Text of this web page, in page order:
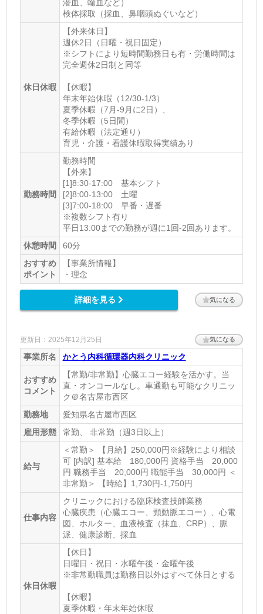
長久手古戦場
最寄り駅3
はなみずき通
ホームページ
http://ohguchiclinic.com/
潜血、輸血など）
検体採取（採血、鼻咽頭ぬぐいなど）
休日休暇
【外来休日】
週休2日（日曜・祝日固定）
※シフトにより短時間勤務日も有・労働時間は
完全週休2日制と同等
【休暇】
年末年始休暇（12/30-1/3）
夏季休暇（7月-9月に2日）、
冬季休暇（5日間）
有給休暇（法定通り）
育児・介護・看護休暇取得実績あり
勤務時間
勤務時間
【外来】
[1]8:30-17:00 基本シフト
[2]8:00-13:00 土曜
[3]7:00-18:00 早番・遅番
※複数シフト有り
平日13:00までの勤務が週に1回-2回あります。
休憩時間
60分
おすすめ
ポイント
【事業所情報】
・理念
詳細を見る 気になる
更新日：2025年12月25日 気になる
事業所名 かとう内科循環器内科クリニック
おすすめ
コメント
【常勤/非常勤】心臓エコー経験を活かす。当
直・オンコールなし。車通勤も可能なクリニッ
ク＠名古屋市西区
勤務地
愛知県名古屋市西区
雇用形態
常勤、 非常勤（週3日以上）
給与
＜常勤＞ 【月給】250,000円※経験により相談
可 [内訳] 基本給 180,000円 資格手当 20,000
円 職務手当 20,000円 職能手当 30,000円 ＜
非常勤＞ 【時給】1,730円-1,750円
仕事内容
クリニックにおける臨床検査技師業務
心臓疾患（心臓エコー、頸動脈エコー）、心電
図、ホルター、血液検査（抹血、CRP）、脈
派、健康診断、採血
休日休暇
【休日】
日曜日・祝日・水曜午後・金曜午後
※非常勤職員は勤務日以外はすべて休日とする
【休暇】
夏季休暇・年末年始休暇